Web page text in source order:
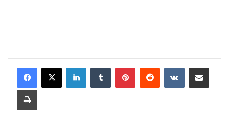
LinkedInTumblr PinterestReddit VKontakteShare via Email
Print